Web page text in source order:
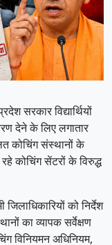
सरकार विद्यार्थियों
देने के लिए लगातार
कोचिंग संस्थानों के
कोचिंग सेंटरों के विरुद्ध
को निर्देश
का व्यापक सर्वेक्षण
विनियमन अधिनियम,